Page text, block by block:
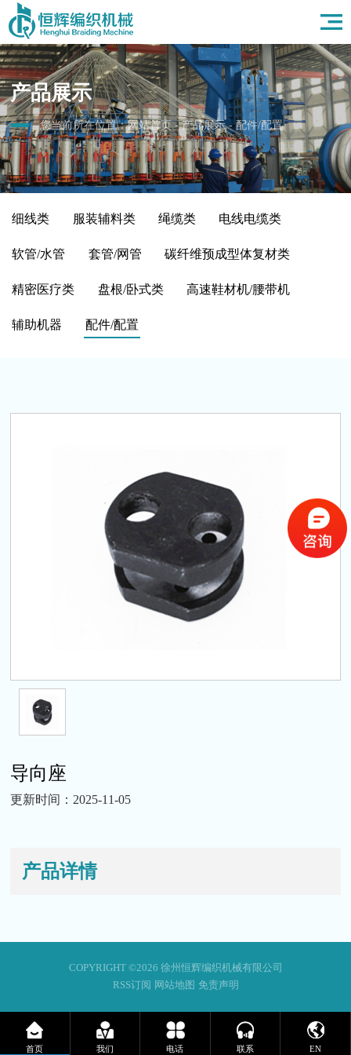
首页
关于我们
产品展示
应用领域
新闻资讯
人力资源
联系我们
产品展示
您当前所在位置：网站首页-产品展示-配件/配置
细线类 服装辅料类 绳缆类 电线电缆类
软管/水管 套管/网管 碳纤维预成型体复材类
精密医疗类 盘根/卧式类 高速鞋材机/腰带机
辅助机器 配件/配置
导向座
更新时间：2025-11-05
产品详情
COPYRIGHT ©2026 徐州恒辉编织机械有限公司
RSS订阅 网站地图 免责声明
首页 我们 电话 联系 EN